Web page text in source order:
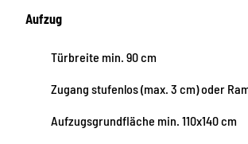
Aufzug
Türbreite min. 90 cm
Zugang stufenlos (max. 3 cm) oder
Aufzugsgrundfläche min. 110x140 cm